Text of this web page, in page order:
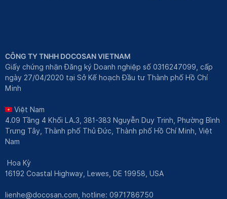
CÔNG TY TNHH DOCOSAN VIETNAM
Giấy chứng nhận Đăng ký Doanh nghiệp số 0316247099, cấp
ngày 27/04/2020 tại Sở Kế hoạch Đầu tư Thành phố Hồ Chí
Minh
Việt Nam
4.09 Tầng 4 Khối LA.3, 381-383 Nguyễn Duy Trinh, Phường Bình
Trưng Tây, Thành phố Thủ Đức, Thành phố Hồ Chí Minh, Việt
Nam
Hoa Kỳ
16192 Coastal Highway, Lewes, DE 19958, USA
lienhe@docosan.com , hotline: 0971786750